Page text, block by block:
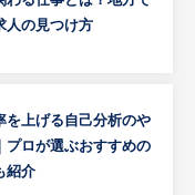
人の見つけ方
を上げる自己分析のや
プロが選ぶおすすめの
紹介